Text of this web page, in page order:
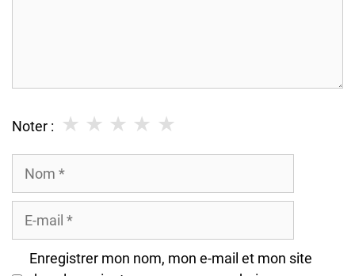
Noter : ★
★
★
★
★
Enregistrer mon nom, mon e-mail et mon site